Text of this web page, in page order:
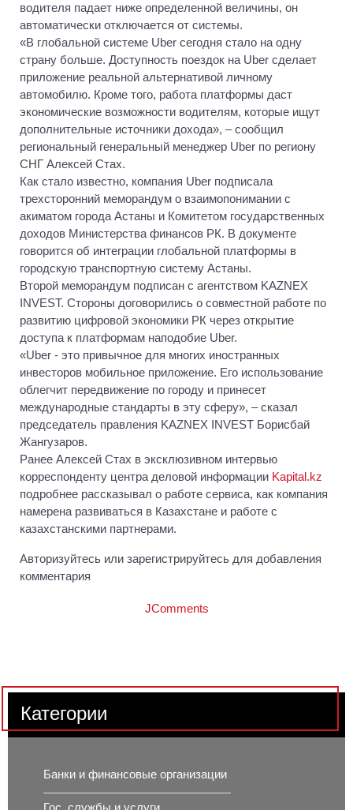
водителя падает ниже определенной величины, он
автоматически отключается от системы.
«В глобальной системе Uber сегодня стало на одну
страну больше. Доступность поездок на Uber сделает
приложение реальной альтернативой личному
автомобилю. Кроме того, работа платформы даст
экономические возможности водителям, которые ищут
дополнительные источники дохода», – сообщил
региональный генеральный менеджер Uber по региону
СНГ Алексей Стах.
Как стало известно, компания Uber подписала
трехсторонний меморандум о взаимопонимании с
акиматом города Астаны и Комитетом государственных
доходов Министерства финансов РК. В документе
говорится об интеграции глобальной платформы в
городскую транспортную систему Астаны.
Второй меморандум подписан с агентством KAZNEX
INVEST. Стороны договорились о совместной работе по
развитию цифровой экономики РК через открытие
доступа к платформам наподобие Uber.
«Uber - это привычное для многих иностранных
инвесторов мобильное приложение. Его использование
облегчит передвижение по городу и принесет
международные стандарты в эту сферу», – сказал
председатель правления KAZNEX INVEST Борисбай
Жангузаров.
Ранее Алексей Стах в эксклюзивном интервью
корреспонденту центра деловой информации Kapital.kz
подробнее рассказывал о работе сервиса, как компания
намерена развиваться в Казахстане и работе с
казахстанскими партнерами.
Авторизуйтесь или зарегистрируйтесь для добавления
комментария
JComments
Категории
Банки и финансовые организации